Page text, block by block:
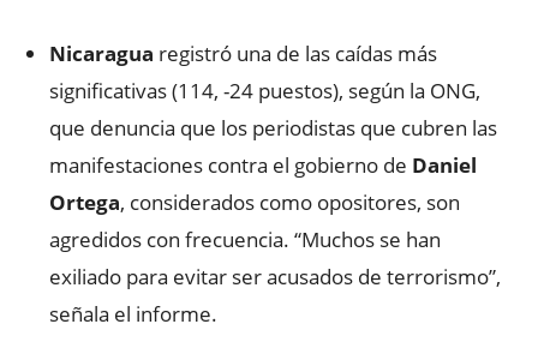
Nicaragua registró una de las caídas más
significativas (114, -24 puestos), según la ONG,
que denuncia que los periodistas que cubren las
manifestaciones contra el gobierno de Daniel
Ortega, considerados como opositores, son
agredidos con frecuencia. “Muchos se han
exiliado para evitar ser acusados de terrorismo”,
señala el informe.